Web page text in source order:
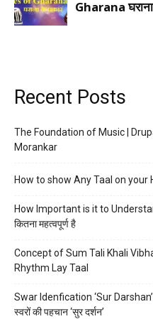
Recent Posts
The Foundation of Music |
Morankar
How to show Any Taal on your
How Important is it to
कितना महत्वपूर्ण है
Concept of Sum Tali Khali
Rhythm Lay Taal
Swar Idenfication ‘Sur
स्वरों की पहचान ‘सुर दर्शन’